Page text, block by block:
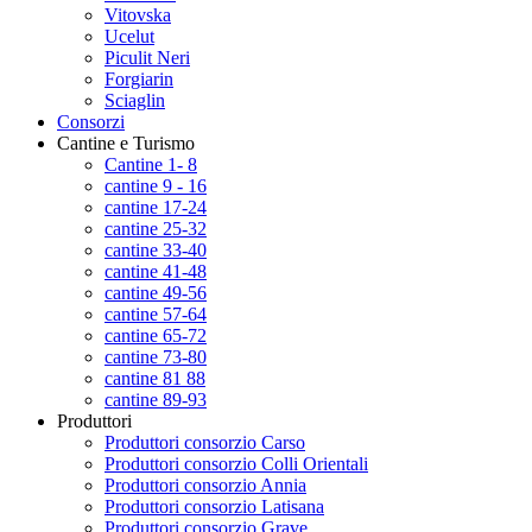
Vitovska
Ucelut
Piculit Neri
Forgiarin
Sciaglin
Consorzi
Cantine e Turismo
Cantine 1- 8
cantine 9 - 16
cantine 17-24
cantine 25-32
cantine 33-40
cantine 41-48
cantine 49-56
cantine 57-64
cantine 65-72
cantine 73-80
cantine 81 88
cantine 89-93
Produttori
Produttori consorzio Carso
Produttori consorzio Colli Orientali
Produttori consorzio Annia
Produttori consorzio Latisana
Produttori consorzio Grave